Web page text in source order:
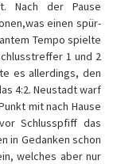
Nach der Pause
einen spür-
Tempo spielte
1 und 2
es allerdings, den
4:2. Neustadt warf
mit nach Hause
Schlusspfiff das
in Gedanken schon
welches aber nur